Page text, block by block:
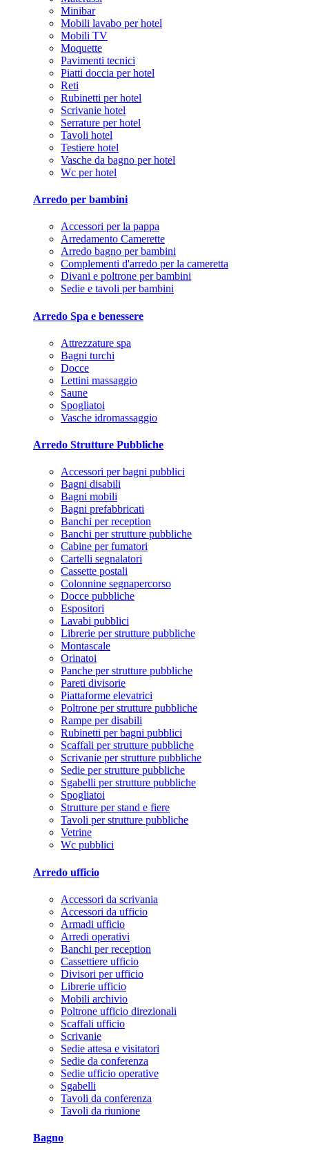
Minibar
Mobili lavabo per hotel
Mobili TV
Moquette
Pavimenti tecnici
Piatti doccia per hotel
Reti
Rubinetti per hotel
Scrivanie hotel
Serrature per hotel
Tavoli hotel
Testiere hotel
Vasche da bagno per hotel
Wc per hotel
Arredo per bambini
Accessori per la pappa
Arredamento Camerette
Arredo bagno per bambini
Complementi d'arredo per la cameretta
Divani e poltrone per bambini
Sedie e tavoli per bambini
Arredo Spa e benessere
Attrezzature spa
Bagni turchi
Docce
Lettini massaggio
Saune
Spogliatoi
Vasche idromassaggio
Arredo Strutture Pubbliche
Accessori per bagni pubblici
Bagni disabili
Bagni mobili
Bagni prefabbricati
Banchi per reception
Banchi per strutture pubbliche
Cabine per fumatori
Cartelli segnalatori
Cassette postali
Colonnine segnapercorso
Docce pubbliche
Espositori
Lavabi pubblici
Librerie per strutture pubbliche
Montascale
Orinatoi
Panche per strutture pubbliche
Pareti divisorie
Piattaforme elevatrici
Poltrone per strutture pubbliche
Rampe per disabili
Rubinetti per bagni pubblici
Scaffali per strutture pubbliche
Scrivanie per strutture pubbliche
Sedie per strutture pubbliche
Sgabelli per strutture pubbliche
Spogliatoi
Strutture per stand e fiere
Tavoli per strutture pubbliche
Vetrine
Wc pubblici
Arredo ufficio
Accessori da scrivania
Accessori da ufficio
Armadi ufficio
Arredi operativi
Banchi per reception
Cassettiere ufficio
Divisori per ufficio
Librerie ufficio
Mobili archivio
Poltrone ufficio direzionali
Scaffali ufficio
Scrivanie
Sedie attesa e visitatori
Sedie da conferenza
Sedie ufficio operative
Sgabelli
Tavoli da conferenza
Tavoli da riunione
Bagno